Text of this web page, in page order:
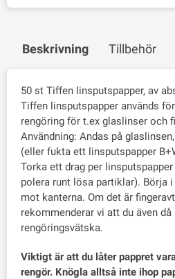
Beskrivning Tillbehör
50 st Tiffen linsputspapper, av
Tiffen linsputspapper används
rengöring för t.ex glaslinser och
Användning: Andas på
(eller fukta ett linsputspapper
Torka ett drag per
polera runt lösa partiklar). Börja
mot kanterna. Om det är
rekommenderar vi att du även då
rengöringsvätska.
Viktigt är att du låter pappret
rengör. Knögla alltså inte ihop